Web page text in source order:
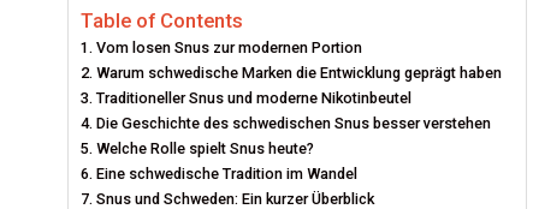
I
T
T
E
R
O
O
K
R
E
S
T
I
Table of Contents
Vom losen Snus zur modernen Portion
Warum schwedische Marken die Entwicklung geprägt haben
Traditioneller Snus und moderne Nikotinbeutel
Die Geschichte des schwedischen Snus besser verstehen
Welche Rolle spielt Snus heute?
Eine schwedische Tradition im Wandel
Snus und Schweden: Ein kurzer Überblick